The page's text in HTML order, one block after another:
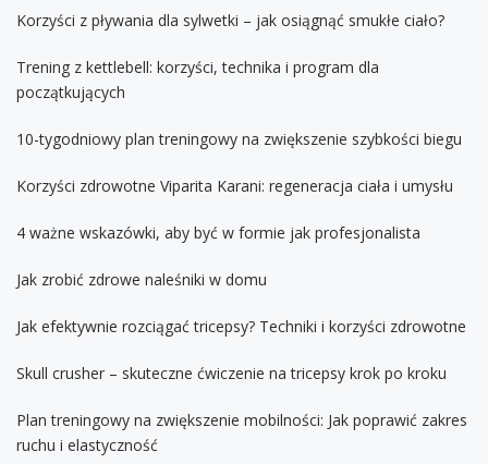
Korzyści z pływania dla sylwetki – jak osiągnąć smukłe ciało?
Trening z kettlebell: korzyści, technika i program dla
początkujących
10-tygodniowy plan treningowy na zwiększenie szybkości biegu
Korzyści zdrowotne Viparita Karani: regeneracja ciała i umysłu
4 ważne wskazówki, aby być w formie jak profesjonalista
Jak zrobić zdrowe naleśniki w domu
Jak efektywnie rozciągać tricepsy? Techniki i korzyści zdrowotne
Skull crusher – skuteczne ćwiczenie na tricepsy krok po kroku
Plan treningowy na zwiększenie mobilności: Jak poprawić zakres
ruchu i elastyczność